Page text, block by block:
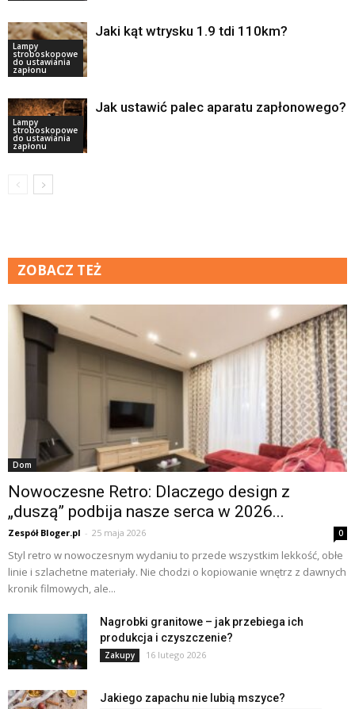
Lampy
stroboskopowe
do ustawiania
zapłonu
Jaki kąt wtrysku 1.9 tdi 110km?
Lampy
stroboskopowe
do ustawiania
zapłonu
Jak ustawić palec aparatu zapłonowego?
ZOBACZ TEŻ
Dom
Nowoczesne Retro: Dlaczego design z
„duszą” podbija nasze serca w 2026...
Zespół Bloger.pl - 25 maja 2026 0
Styl retro w nowoczesnym wydaniu to przede wszystkim lekkość, obłe
linie i szlachetne materiały. Nie chodzi o kopiowanie wnętrz z dawnych
kronik filmowych, ale...
Nagrobki granitowe – jak przebiega ich
produkcja i czyszczenie?
Zakupy 16 lutego 2026
Jakiego zapachu nie lubią mszyce?